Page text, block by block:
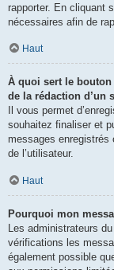
rapporter. En cliquant
nécessaires afin de
Haut
À quoi sert le
de la rédaction d’un
Il vous permet
souhaitez finaliser et
messages enregistrés
de l’utilisateur.
Haut
Pourquoi mon
Les administrateurs
vérifications les
également possible